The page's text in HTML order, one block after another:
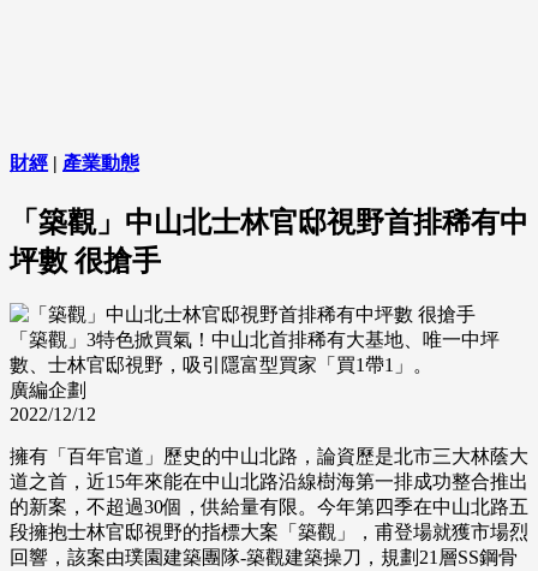
財經 | 產業動態
「築觀」中山北士林官邸視野首排稀有中
坪數 很搶手
「築觀」3特色掀買氣！中山北首排稀有大基地、唯一中坪
數、士林官邸視野，吸引隱富型買家「買1帶1」。
廣編企劃
2022/12/12
擁有「百年官道」歷史的中山北路，論資歷是北市三大林蔭大
道之首，近15年來能在中山北路沿線樹海第一排成功整合推出
的新案，不超過30個，供給量有限。今年第四季在中山北路五
段擁抱士林官邸視野的指標大案「築觀」，甫登場就獲市場烈
回響，該案由璞園建築團隊-築觀建築操刀，規劃21層SS鋼骨